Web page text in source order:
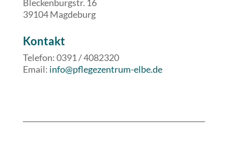
Bleckenburgstr. 16
39104 Magdeburg
​​Kontakt
Telefon: 0391 / 4082320
Email: info@pflegezentrum-elbe.de